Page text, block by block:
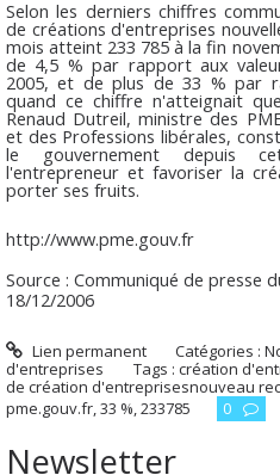
Selon les derniers chiffres
de créations d'entreprises
mois atteint 233 785 à la fin
de 4,5 % par rapport aux
2005, et de plus de 33 % par
quand ce chiffre n'atteignait
Renaud Dutreil, ministre des
et des Professions libérales,
le gouvernement depuis
l'entrepreneur et favoriser la
porter ses fruits.
http://www.pme.gouv.fr
Source : Communiqué de presse
18/12/2006
Lien permanent Catégories :
d'entreprises
Tags : création
de création d'entreprisesnouveau
pme.gouv.fr,33 %,233785 0
Newsletter